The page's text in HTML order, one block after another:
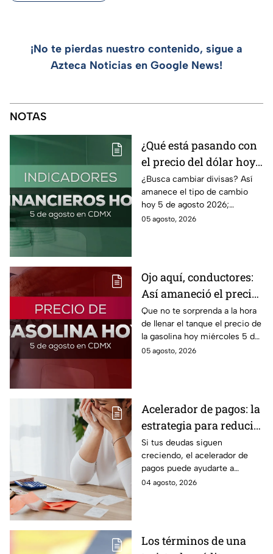
¡No te pierdas nuestro contenido, sigue a
Azteca Noticias en Google News!
NOTAS
¿Qué está pasando con
el precio del dólar hoy
miércoles 5 de agosto
2026?
¿Busca cambiar divisas? Así
amanece el tipo de cambio
hoy 5 de agosto 2026;
consulta el precio del dólar
05 agosto, 2026
Ojo aquí, conductores:
Así amaneció el precio
de la gasolina HOY
Que no te sorprenda a la hora
de llenar el tanque el precio de
la gasolina hoy miércoles 5 de
agosto 2026; aquí te dejamos
05 agosto, 2026
Acelerador de pagos: la
estrategia para reducir
tus deudas más rápido
y recuperar el control
de tus finanzas
Si tus deudas siguen
creciendo, el acelerador de
pagos puede ayudarte a
ordenar tus finanzas, priorizar
04 agosto, 2026
Los términos de una